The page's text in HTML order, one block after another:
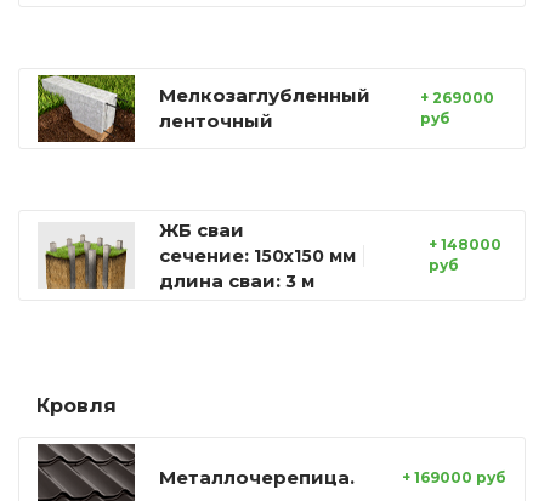
Мелкозаглубленный
ленточный
+ 269000
руб
ЖБ сваи
сечение: 150х150 мм
длина сваи: 3 м
+ 148000
руб
Кровля
Металлочерепица. + 169000 руб